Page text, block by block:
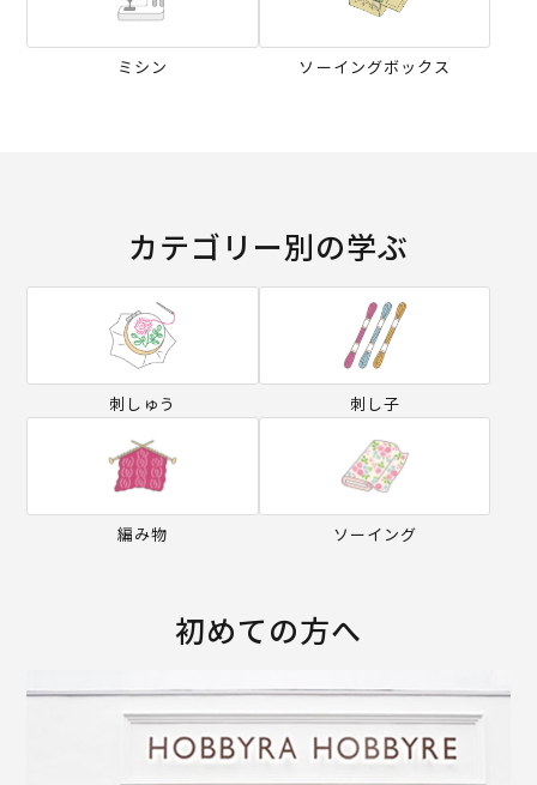
ミシン ソーイングボックス
カテゴリー別の学ぶ
刺しゅう 刺し子
編み物 ソーイング
初めての方へ